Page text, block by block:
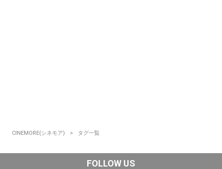
CINEMORE(シネモア) タグ一覧
FOLLOW US